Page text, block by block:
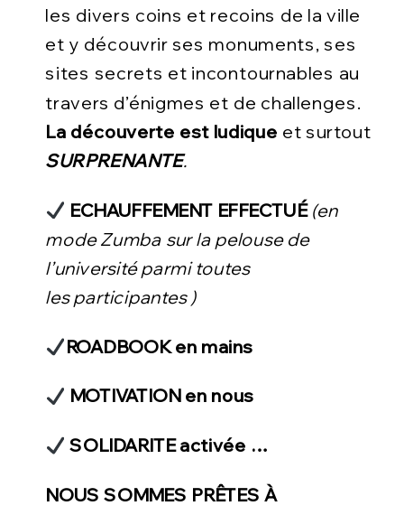
les divers coins et recoins de la ville
et y découvrir ses monuments, ses
sites secrets et incontournables au
travers d’énigmes et de challenges.
La découverte est ludique et surtout
SURPRENANTE.
ECHAUFFEMENT EFFECTUÉ(en
mode Zumba sur la pelouse de
l’université parmi toutes
les participantes )
ROADBOOK en mains
MOTIVATION en nous
SOLIDARITE activée …
NOUS SOMMES PRÊTES À